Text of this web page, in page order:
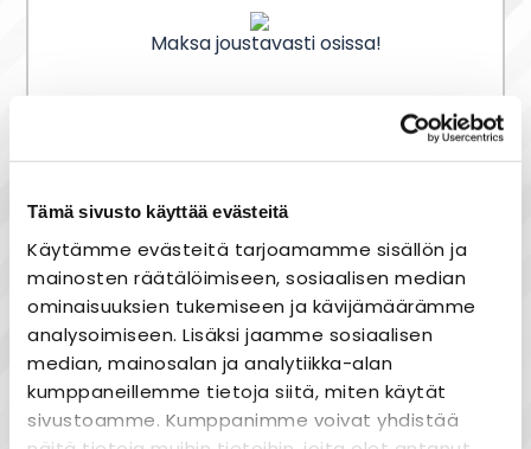
Tämä sivusto käyttää evästeitä
Käytämme evästeitä tarjoamamme sisällön ja
mainosten räätälöimiseen, sosiaalisen median
ominaisuuksien tukemiseen ja kävijämäärämme
analysoimiseen. Lisäksi jaamme sosiaalisen
median, mainosalan ja analytiikka-alan
kumppaneillemme tietoja siitä, miten käytät
sivustoamme. Kumppanimme voivat yhdistää
Maksa joustavasti osissa!
Nopea toimitus
Heti varastosta
Tuotekuvaus
Käpyvalaisin Helena